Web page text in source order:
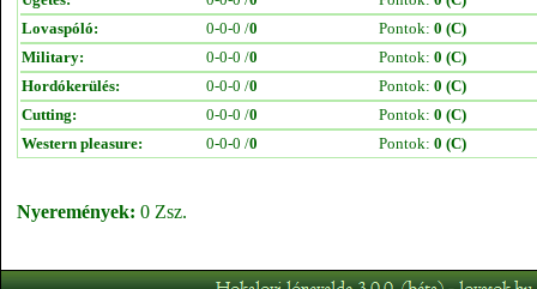
Lovaspóló:
0-0-0 /0 Pontok: 0 (C)
Military:
0-0-0 /0 Pontok: 0 (C)
Hordókerülés:
0-0-0 /0 Pontok: 0 (C)
Cutting:
0-0-0 /0 Pontok: 0 (C)
Western pleasure:
0-0-0 /0 Pontok: 0 (C)
Nyeremények: 0 Zsz.